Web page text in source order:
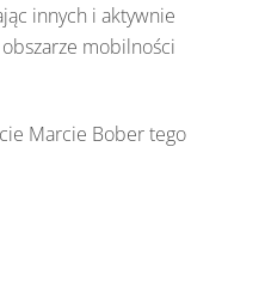
innych iaktywnie
obszarze mobilności
Marcie Bobertego